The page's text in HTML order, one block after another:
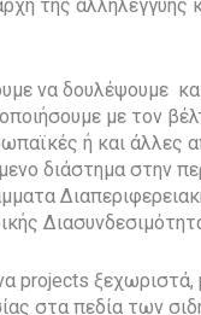
της αλληλεγγύης
να δουλέψουμε
με τον
ή και άλλες
διάστημα στην
projects
στα πεδία των